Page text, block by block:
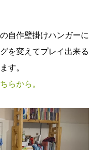
自作壁掛けハンガーに
を変えてプレイ出来る
す。
らから。